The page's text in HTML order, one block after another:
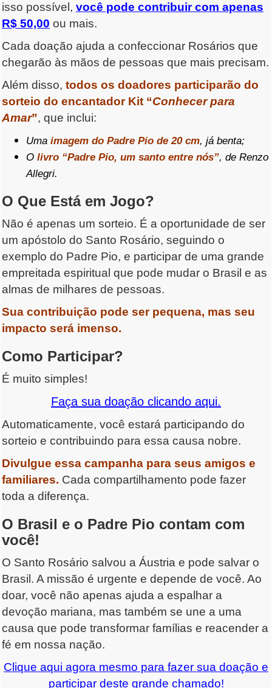
isso possível, você pode contribuir com apenas
R$ 50,00 ou mais.
Cada doação ajuda a confeccionar Rosários que
chegarão às mãos de pessoas que mais precisam.
Além disso, todos os doadores participarão do
sorteio do encantador Kit “Conhecer para
Amar”, que inclui:
Uma imagem do Padre Pio de 20 cm, já benta;
O livro “Padre Pio, um santo entre nós”, de Renzo
Allegri.
O Que Está em Jogo?
Não é apenas um sorteio. É a oportunidade de ser
um apóstolo do Santo Rosário, seguindo o
exemplo do Padre Pio, e participar de uma grande
empreitada espiritual que pode mudar o Brasil e as
almas de milhares de pessoas.
Sua contribuição pode ser pequena, mas seu
impacto será imenso.
Como Participar?
É muito simples!
Faça sua doação clicando aqui.
Automaticamente, você estará participando do
sorteio e contribuindo para essa causa nobre.
Divulgue essa campanha para seus amigos e
familiares. Cada compartilhamento pode fazer
toda a diferença.
O Brasil e o Padre Pio contam com
você!
O Santo Rosário salvou a Áustria e pode salvar o
Brasil. A missão é urgente e depende de você. Ao
doar, você não apenas ajuda a espalhar a
devoção mariana, mas também se une a uma
causa que pode transformar famílias e reacender a
fé em nossa nação.
Clique aqui agora mesmo para fazer sua doação e
participar deste grande chamado!